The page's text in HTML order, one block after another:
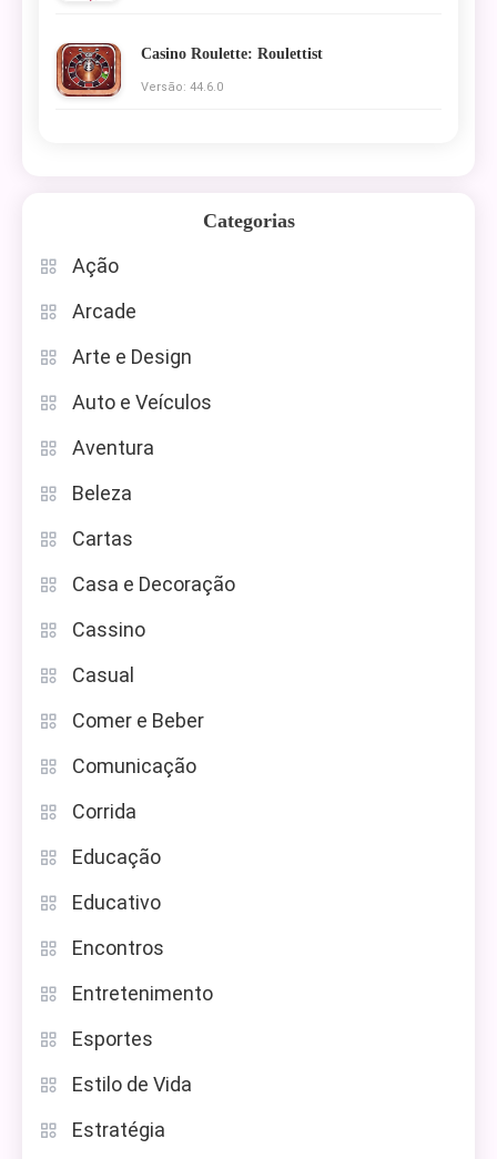
Casino Roulette: Roulettist
Versão: 44.6.0
Categorias
Ação
Arcade
Arte e Design
Auto e Veículos
Aventura
Beleza
Cartas
Casa e Decoração
Cassino
Casual
Comer e Beber
Comunicação
Corrida
Educação
Educativo
Encontros
Entretenimento
Esportes
Estilo de Vida
Estratégia